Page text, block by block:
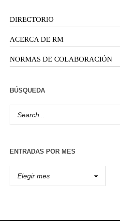
DIRECTORIO
ACERCA DE RM
NORMAS DE COLABORACIÓN
BÚSQUEDA
ENTRADAS POR MES